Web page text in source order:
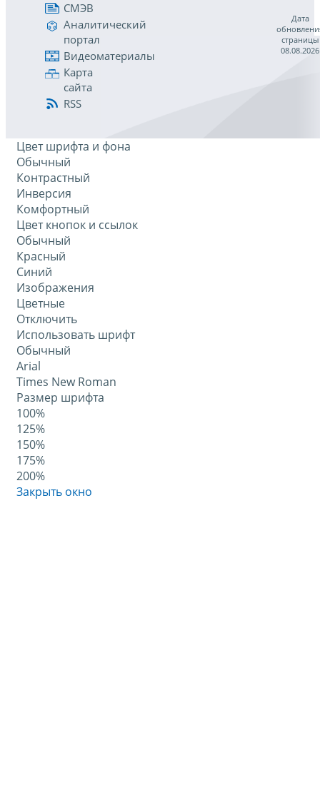
СМЭВ
Аналитический
портал
Видеоматериалы
Карта
сайта
RSS
Дата
страницы
08.08.2026
Цвет шрифта и фона
Обычный
Контрастный
Инверсия
Комфортный
Цвет кнопок и ссылок
Обычный
Красный
Синий
Изображения
Цветные
Отключить
Использовать шрифт
Обычный
Arial
Times New Roman
Размер шрифта
100%
125%
150%
175%
200%
Закрыть окно